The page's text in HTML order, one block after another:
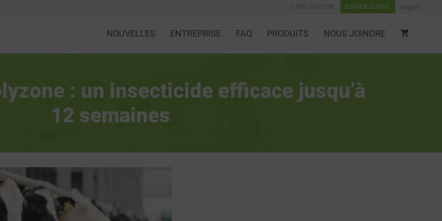
1 800 363-1339 ESPACE CLIENT
NOUVELLES ENTREPRISE FAQ PRODUITS NOUS JOINDRE
: un insecticide efficace jusqu’à
12 semaines